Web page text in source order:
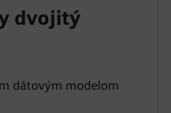
dvojitý
dátovým modelom